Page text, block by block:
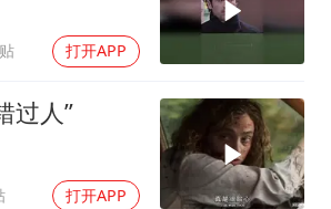
打开APP
过人”
打开APP